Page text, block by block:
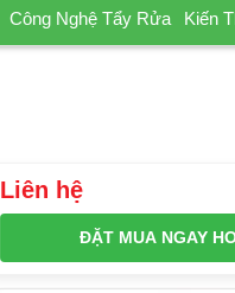
Công Nghệ Tẩy Rửa Kiến
Liên hệ
ĐẶT MUA NGAY